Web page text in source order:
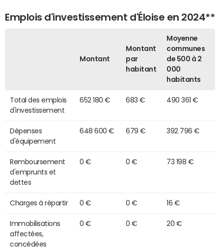
Emplois d'investissement d'Éloise en 2024**
Montant
Montant
par
habitant
Moyenne
communes
de 500 à 2
000
habitants
Total des emplois
d'investissement
652 180 € 683 € 490 361 €
Dépenses
d'équipement
648 600 € 679 € 392 796 €
Remboursement
d'emprunts et
dettes
0 € 0 € 73 198 €
Charges à répartir 0 € 0 € 16 €
Immobilisations
affectées,
concédées
0 € 0 € 20 €